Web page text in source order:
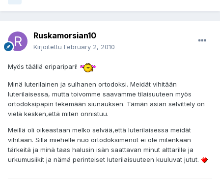
Ruskamorsian10
Kirjoitettu February 2, 2010
Myös täällä eriparipari!
Minä luterilainen ja sulhanen ortodoksi. Meidät vihitään
luterilaisessa, mutta toivomme saavamme tilaisuuteen myös
ortodoksipapin tekemään siunauksen. Tämän asian selvittely on
vielä kesken,että miten onnistuu.
Meillä oli oikeastaan melko selvää,että luterilaisessa meidät
vihitään. Sillä miehelle nuo ortodoksimenot ei ole mitenkään
tärkeitä ja minä taas halusin isän saattavan minut alttarille ja
urkumusiikit ja nämä perinteiset luterilaisuuteen kuuluvat jutut.